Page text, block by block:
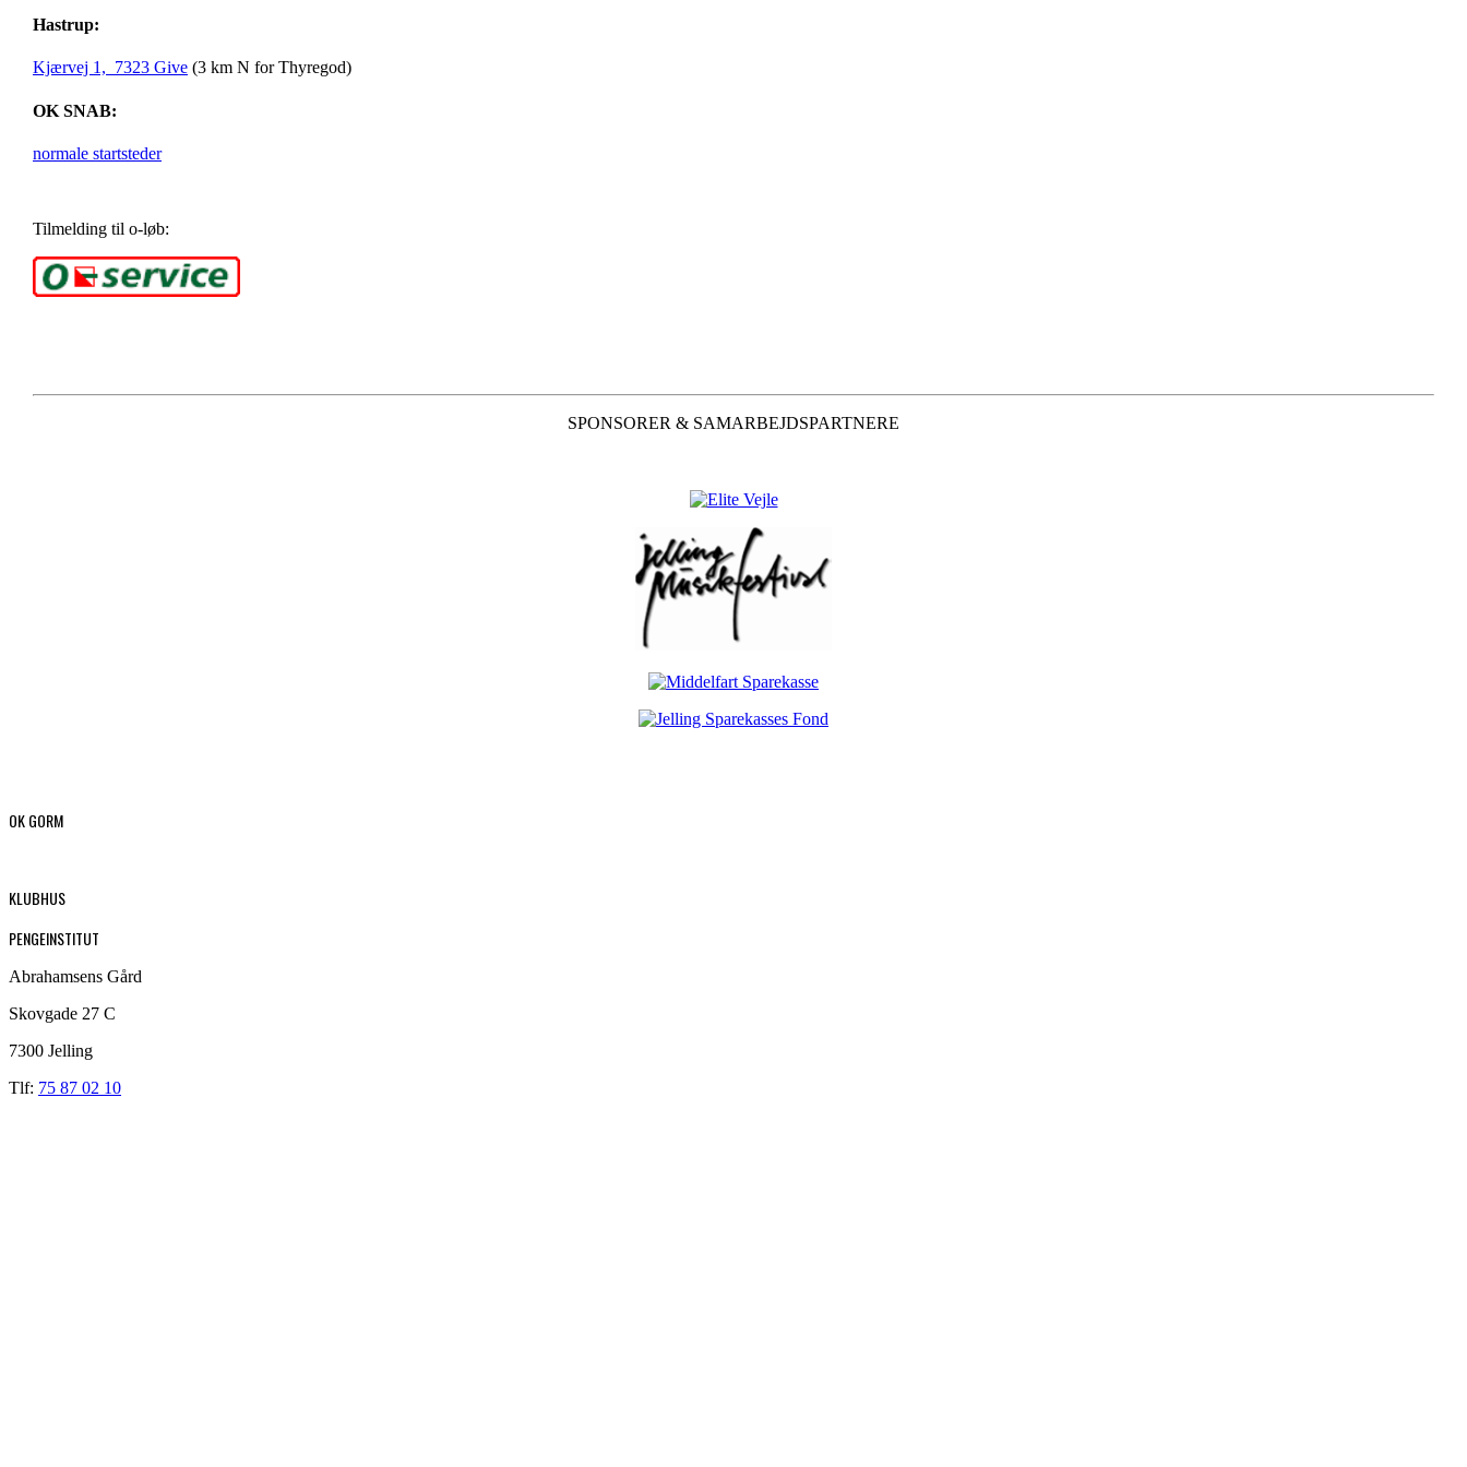
Hastrup:
Kjærvej 1, 7323 Give (3 km N for Thyregod)
OK SNAB:
normale startsteder
Tilmelding til o-løb:
SPONSORER & SAMARBEJDSPARTNERE
OK GORM
KLUBHUS
PENGEINSTITUT
Abrahamsens Gård
Skovgade 27 C
7300 Jelling
Tlf: 75 87 02 10